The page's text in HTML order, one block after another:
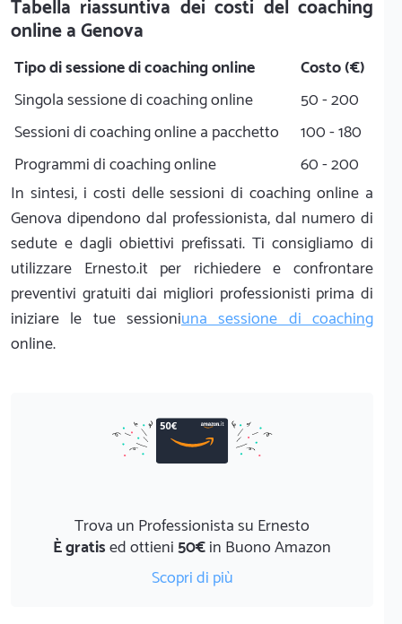
Tabella riassuntiva dei costi del coaching
online a Genova
Tipo di sessione di coaching online
Costo (€)
Singola sessione di coaching online
50 - 200
Sessioni di coaching online a pacchetto
100 - 180
Programmi di coaching online
60 - 200
In sintesi, i costi delle sessioni di coaching online a
Genova dipendono dal professionista, dal numero di
sedute e dagli obiettivi prefissati. Ti consigliamo di
utilizzare Ernesto.it per richiedere e confrontare
preventivi gratuiti dai migliori professionisti prima di
iniziare le tue sessioniuna sessione di coaching
online.
Trova un Professionista su Ernesto
È gratised ottieni50€in Buono Amazon
Scopri di più